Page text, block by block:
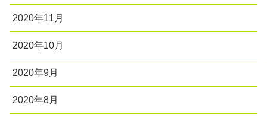
2020年11月
2020年10月
2020年9月
2020年8月